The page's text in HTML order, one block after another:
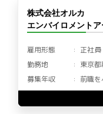
株式会社オルカ
エンバイロメント
雇用形態
正社員
勤務地
東京
募集年収
前職